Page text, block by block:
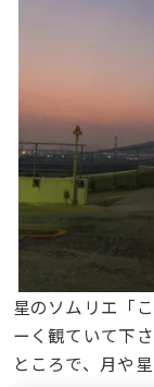
星のソムリエ「
ーく観ていて下さ
ところで、月や